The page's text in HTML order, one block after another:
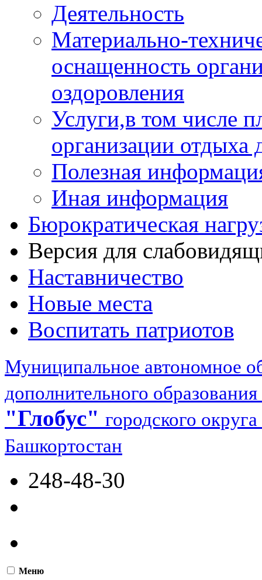
Деятельность
Материально-
оснащенность
оздоровления
Услуги,в том числе
организации отдыха
Полезная
Иная информация
Бюрократическая
Версия для
Наставничество
Новые места
Воспитать патриотов
Муниципальное автономное
дополнительного образования
"Глобус" городского
Башкортостан
248-48-30
Меню